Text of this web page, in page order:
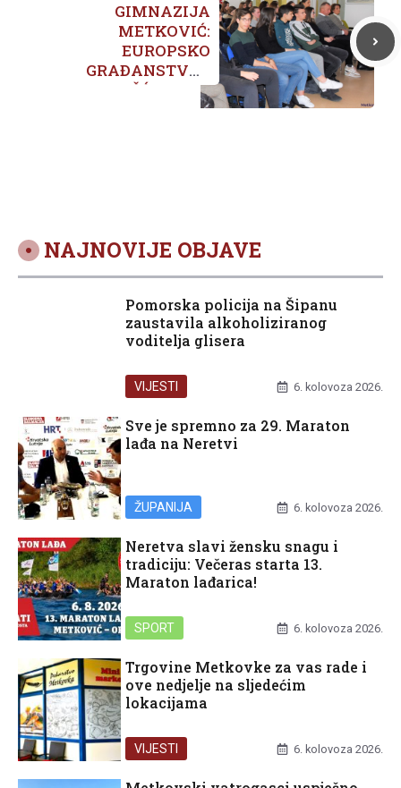
GIMNAZIJA
METKOVIĆ:
EUROPSKO
GRAĐANSTVO I
KRŠĆANSKA
SOLIDARNOST
NAJNOVIJE OBJAVE
Pomorska policija na Šipanu
zaustavila alkoholiziranog
voditelja glisera
VIJESTI 6. kolovoza 2026.
Sve je spremno za 29. Maraton
lađa na Neretvi
ŽUPANIJA 6. kolovoza 2026.
Neretva slavi žensku snagu i
tradiciju: Večeras starta 13.
Maraton lađarica!
SPORT 6. kolovoza 2026.
Trgovine Metkovke za vas rade i
ove nedjelje na sljedećim
lokacijama
VIJESTI 6. kolovoza 2026.